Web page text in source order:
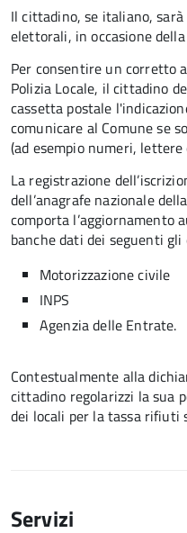
Il cittadino, se italiano,
elettorali, in occasione
Per consentire un corretto
Polizia Locale, il cittadino
cassetta postale
comunicare al Comune se
(ad esempio numeri,
La registrazione
dell’anagrafe nazionale
comporta l’aggiornamento
banche dati dei seguenti gli
Motorizzazione civile
INPS
Agenzia delle Entrate.
Contestualmente alla
cittadino regolarizzi la sua
dei locali per la tassa rifiuti
Servizi